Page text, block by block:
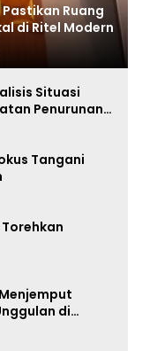
Ruang
di Ritel Modern
Situasi
Penurunan
Tangani
di